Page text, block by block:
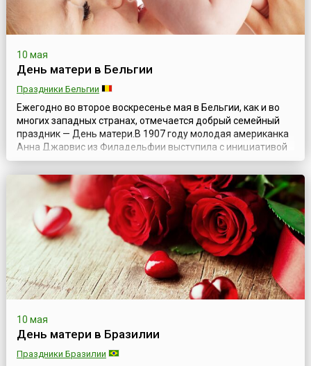
10 мая
День матери в Бельгии
Праздники Бельгии
Ежегодно во второе воскресенье мая в Бельгии, как и во
многих западных странах, отмечается добрый семейный
праздник — День матери.В 1907 году молодая американка
Анна Джарвис из Филадельфии выступила с инициативой
чествования матерей в память о своей матери, которая
преждевременно умерла. Анна писала письма в
государственные учреждения, законодательные органы,
выдающимся лицам с предложением од...
10 мая
День матери в Бразилии
Праздники Бразилии